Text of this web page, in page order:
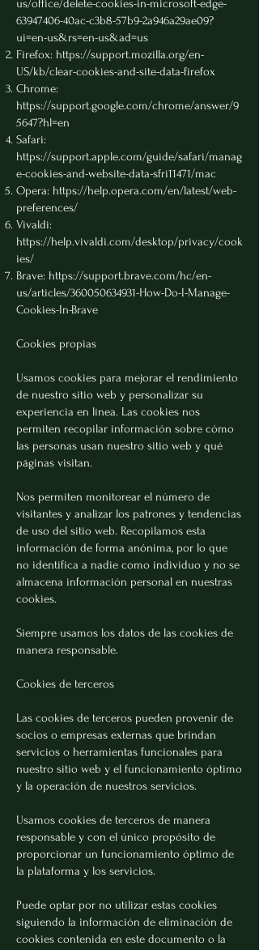
us/office/delete-cookies-in-microsoft-edge-
63947406-40ac-c3b8-57b9-2a946a29ae09?
ui=en-us&rs=en-us&ad=us
Firefox: https://support.mozilla.org/en-
US/kb/clear-cookies-and-site-data-firefox
Chrome:
https://support.google.com/chrome/answer/9
5647?hl=en
Safari:
https://support.apple.com/guide/safari/manag
e-cookies-and-website-data-sfri11471/mac
Opera: https://help.opera.com/en/latest/web-
preferences/
Vivaldi:
https://help.vivaldi.com/desktop/privacy/cook
ies/
Brave: https://support.brave.com/hc/en-
us/articles/360050634931-How-Do-I-Manage-
Cookies-In-Brave
Cookies propias
Usamos cookies para mejorar el rendimiento
de nuestro sitio web y personalizar su
experiencia en línea. Las cookies nos
permiten recopilar información sobre cómo
las personas usan nuestro sitio web y qué
páginas visitan.
Nos permiten monitorear el número de
visitantes y analizar los patrones y tendencias
de uso del sitio web. Recopilamos esta
información de forma anónima, por lo que
no identifica a nadie como individuo y no se
almacena información personal en nuestras
cookies.
Siempre usamos los datos de las cookies de
manera responsable.
Cookies de terceros
Las cookies de terceros pueden provenir de
socios o empresas externas que brindan
servicios o herramientas funcionales para
nuestro sitio web y el funcionamiento óptimo
y la operación de nuestros servicios.
Usamos cookies de terceros de manera
responsable y con el único propósito de
proporcionar un funcionamiento óptimo de
la plataforma y los servicios.
Puede optar por no utilizar estas cookies
siguiendo la información de eliminación de
cookies contenida en este documento o la